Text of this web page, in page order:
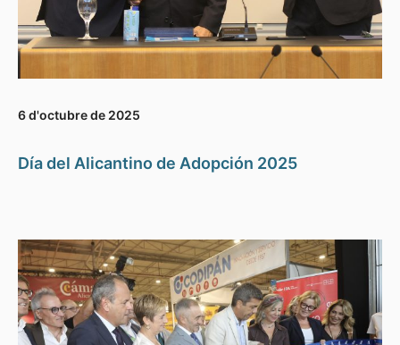
6 d'octubre de 2025
Día del Alicantino de Adopción 2025